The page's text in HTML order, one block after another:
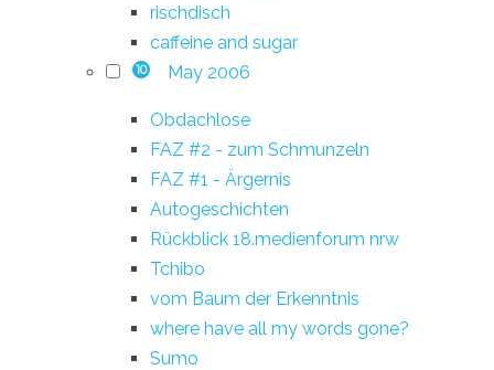
rischdisch
caffeine and sugar
10 May 2006
Obdachlose
FAZ #2 - zum Schmunzeln
FAZ #1 - Ärgernis
Autogeschichten
Rückblick 18.medienforum nrw
Tchibo
vom Baum der Erkenntnis
where have all my words gone?
Sumo